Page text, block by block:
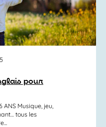
pour
ANS Musique, jeu,
tous les